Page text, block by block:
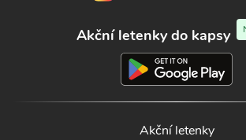
Akční letenky do kapsy
Akční letenky